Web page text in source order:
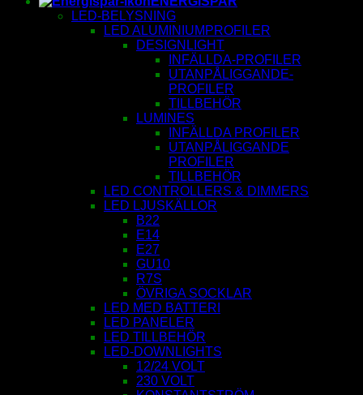
LED-BELYSNING
LED ALUMINIUMPROFILER
DESIGNLIGHT
INFÄLLDA-PROFILER
UTANPÅLIGGANDE-
PROFILER
TILLBEHÖR
LUMINES
INFÄLLDA PROFILER
UTANPÅLIGGANDE
PROFILER
TILLBEHÖR
LED CONTROLLERS & DIMMERS
LED LJUSKÄLLOR
B22
E14
E27
GU10
R7S
ÖVRIGA SOCKLAR
LED MED BATTERI
LED PANELER
LED TILLBEHÖR
LED-DOWNLIGHTS
12/24 VOLT
230 VOLT